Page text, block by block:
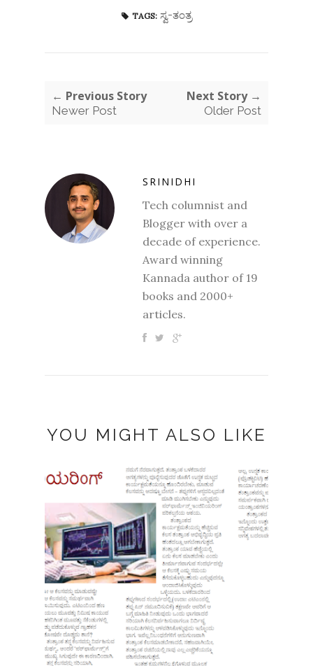
TAGS: ಸ್ವ-ತಂತ್ರ
← Previous Story
Newer Post
Next Story →
Older Post
SRINIDHI
Tech columnist and
Blogger with over a
decade of experience.
Award winning
Kannada author of 19
books and 2000+
articles.
YOU MIGHT ALSO LIKE